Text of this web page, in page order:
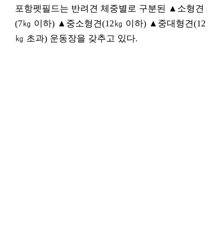
포항펫필드는 반려견 체중별로 구분된 ▲소형견
(7㎏ 이하) ▲중소형견(12㎏ 이하) ▲중대형견(12
㎏ 초과) 운동장을 갖추고 있다.